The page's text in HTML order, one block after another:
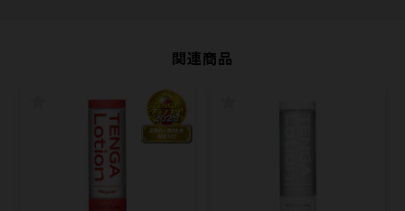
関連商品